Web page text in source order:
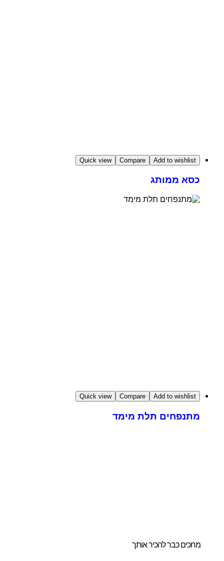
Add to wishlist
Compare
Quick view
כסא ממותג
Add to wishlist
Compare
Quick view
מתנפחים תלת מימד
מחכים כבר להכיר אותך